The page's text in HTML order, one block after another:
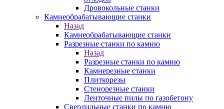
Дровокольные станки
Камнеобрабатывающие станки
Назад
Камнеобрабатывающие станки
Разрезные станки по камню
Назад
Разрезные станки по камню
Камнерезные станки
Плиткорезы
Стенорезные станки
Ленточные пилы по газобетону
Сверлильные станки по камню